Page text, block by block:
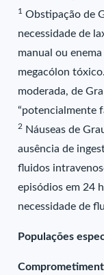
1 Obstipação de
necessidade de
manual ou
megacólon
moderada, de
“potencialmente
2 Náuseas de
ausência de
fluidos
episódios em 24
necessidade de
Populações